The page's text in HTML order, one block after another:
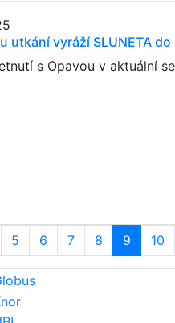
utkání vyráží SLUNETA do
s Opavou v aktuální
5 6 7 8 9 10